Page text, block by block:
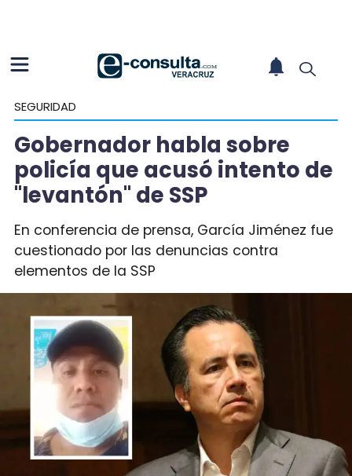
SEGURIDAD
Gobernador habla sobre
policía que acusó intento de
"levantón" de SSP
En conferencia de prensa, García Jiménez fue
cuestionado por las denuncias contra
elementos de la SSP